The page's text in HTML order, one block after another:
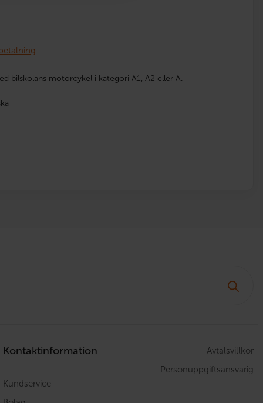
bilskolans motorcykel i kategori A1, A2 eller A.
Kontaktinformation
Kundservice
Avtalsvillkor
Personuppgiftsansvarig